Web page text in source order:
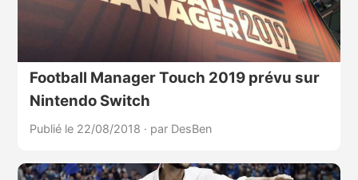
Football Manager Touch 2019 prévu sur
Nintendo Switch
Publié le 22/08/2018 · par DesBen